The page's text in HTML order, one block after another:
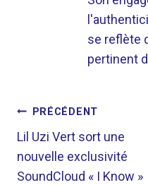
se reflète
pertinent
DE
L’ARTICLE
PRÉCÉDENT
Lil Uzi Vert sort une
nouvelle exclusivité
SoundCloud « I Know »